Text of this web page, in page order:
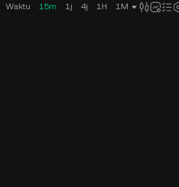
Waktu 15m 1j 4j 1H 1M